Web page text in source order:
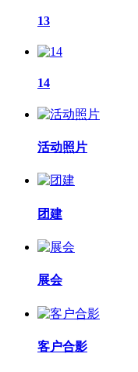
13
14
活动照片
团建
展会
客户合影